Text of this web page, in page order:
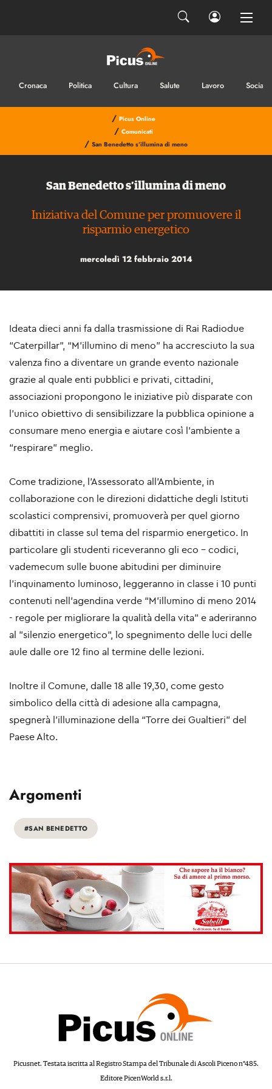
Cronaca Politica Cultura Salute Lavoro Sociale
/ Picus Online
/ Comunicati
/ San Benedetto s’illumina di meno
San Benedetto s’illumina di meno
Iniziativa del Comune per promuovere il
risparmio energetico
mercoledì 12 febbraio 2014
Ideata dieci anni fa dalla trasmissione di Rai Radiodue
“Caterpillar”, “M’illumino di meno” ha accresciuto la sua
valenza fino a diventare un grande evento nazionale
grazie al quale enti pubblici e privati, cittadini,
associazioni propongono le iniziative più disparate con
l’unico obiettivo di sensibilizzare la pubblica opinione a
consumare meno energia e aiutare così l’ambiente a
“respirare” meglio.
Come tradizione, l’Assessorato all’Ambiente, in
collaborazione con le direzioni didattiche degli Istituti
scolastici comprensivi, promuoverà per quel giorno
dibattiti in classe sul tema del risparmio energetico. In
particolare gli studenti riceveranno gli eco – codici,
vademecum sulle buone abitudini per diminuire
l’inquinamento luminoso, leggeranno in classe i 10 punti
contenuti nell’agendina verde “M’illumino di meno 2014
- regole per migliorare la qualità della vita” e aderiranno
al "silenzio energetico", lo spegnimento delle luci delle
aule dalle ore 12 fino al termine delle lezioni.
Inoltre il Comune, dalle 18 alle 19,30, come gesto
simbolico della città di adesione alla campagna,
spegnerà l'illuminazione della “Torre dei Gualtieri” del
Paese Alto.
Argomenti
#SAN BENEDETTO
Picusnet. Testata iscritta al Registro Stampa del Tribunale di Ascoli Piceno n°485.
Editore PicenWorld s.r.l.